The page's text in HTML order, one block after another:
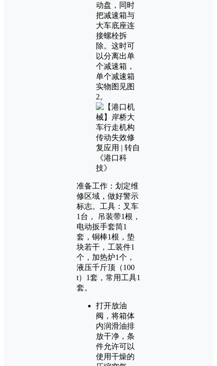
动盘，同时
把减速箱与
大车底座连
接螺栓拆
除。这时可
以分离出单
个减速箱，
单个减速箱
实物图见图
2。
准备工作：划定维
修区域，做好警示
标志。工具：叉车
1台， 吊装带1根，
电动扳手套筒1
套，铜棒1根，垫
块若干，工装件1
个，加热炉1个，
液压千斤顶（100
t）1套，常用工具1
套。
打开放油
阀，将箱体
内润滑油排
放干净，条
件允许可以
使用干燥的